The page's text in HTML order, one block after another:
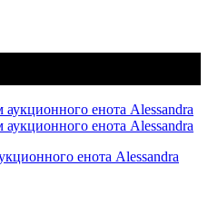
енота Alessandra